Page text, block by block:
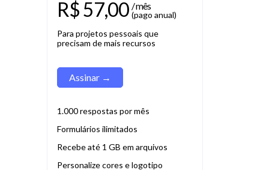
R$ 57,00 / mês
(pago anual)
Para projetos pessoais que
precisam de mais recursos
Assinar →
1.000 respostas por mês
Formulários ilimitados
Recebe até 1 GB em arquivos
Personalize cores e logotipo